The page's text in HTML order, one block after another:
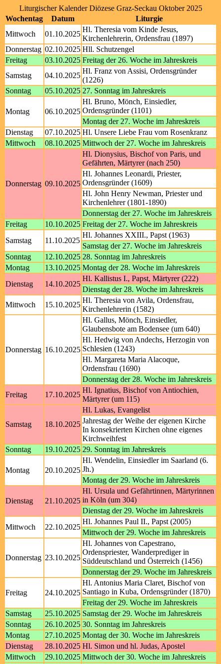
Liturgischer Kalender Diözese Graz-Seckau Oktober 2025
Wochentag
Datum
Liturgie
Mittwoch
01.10.2025
Hl. Theresia vom Kinde Jesus,
Kirchenlehrerin, Ordensfrau (1897)
Donnerstag 02.10.2025 Hll. Schutzengel
Freitag
03.10.2025 Freitag der 26. Woche im Jahreskreis
Samstag
04.10.2025
Hl. Franz von Assisi, Ordensgründer
(1226)
Sonntag
05.10.2025 27. Sonntag im Jahreskreis
Montag 06.10.2025
Hl. Bruno, Mönch, Einsiedler,
Ordensgründer (1101)
Montag der 27. Woche im Jahreskreis
Dienstag
07.10.2025 Hl. Unsere Liebe Frau vom Rosenkranz
Mittwoch
08.10.2025 Mittwoch der 27. Woche im Jahreskreis
Donnerstag 09.10.2025
Hl. Dionysius, Bischof von Paris, und
Gefährten, Märtyrer (nach 250)
Hl. Johannes Leonardi, Priester,
Ordensgründer (1609)
Hl. John Henry Newman, Priester und
Kirchenlehrer (1801-1890)
Donnerstag der 27. Woche im Jahreskreis
Freitag
10.10.2025 Freitag der 27. Woche im Jahreskreis
Samstag
11.10.2025
Hl. Johannes XXIII., Papst (1963)
Samstag der 27. Woche im Jahreskreis
Sonntag
12.10.2025 28. Sonntag im Jahreskreis
Montag
13.10.2025 Montag der 28. Woche im Jahreskreis
Dienstag
14.10.2025
Hl. Kallistus I., Papst, Märtyrer (222)
Dienstag der 28. Woche im Jahreskreis
Mittwoch
15.10.2025
Hl. Theresia von Avila, Ordensfrau,
Kirchenlehrerin (1582)
Donnerstag 16.10.2025
Hl. Gallus, Mönch, Einsiedler,
Glaubensbote am Bodensee (um 640)
Hl. Hedwig von Andechs, Herzogin von
Schlesien (1243)
Hl. Margareta Maria Alacoque,
Ordensfrau (1690)
Donnerstag der 28. Woche im Jahreskreis
Freitag
17.10.2025
Hl. Ignatius, Bischof von Antiochien,
Märtyrer (um 115)
Samstag 18.10.2025
Hl. Lukas, Evangelist
Jahrestag der Weihe der eigenen Kirche
In konsekrierten Kirchen ohne eigenes
Kirchweihfest
Sonntag
19.10.2025 29. Sonntag im Jahreskreis
Montag 20.10.2025
Hl. Wendelin, Einsiedler im Saarland (6.
Jh.)
Montag der 29. Woche im Jahreskreis
Dienstag 21.10.2025
Hl. Ursula und Gefährtinnen, Märtyrinnen
in Köln (um 304)
Dienstag der 29. Woche im Jahreskreis
Mittwoch
22.10.2025
Hl. Johannes Paul II., Papst (2005)
Mittwoch der 29. Woche im Jahreskreis
Donnerstag 23.10.2025
Hl. Johannes von Capestrano,
Ordenspriester, Wanderprediger in
Süddeutschland und Österreich (1456)
Donnerstag der 29. Woche im Jahreskreis
Freitag 24.10.2025
Hl. Antonius Maria Claret, Bischof von
Santiago in Kuba, Ordensgründer (1870)
Freitag der 29. Woche im Jahreskreis
Samstag
25.10.2025 Samstag der 29. Woche im Jahreskreis
Sonntag
26.10.2025 30. Sonntag im Jahreskreis
Montag
27.10.2025 Montag der 30. Woche im Jahreskreis
Dienstag
28.10.2025 Hl. Simon und hl. Judas, Apostel
Mittwoch
29.10.2025 Mittwoch der 30. Woche im Jahreskreis